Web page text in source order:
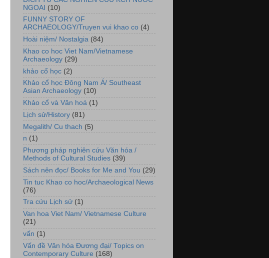
NGOAI (10)
FUNNY STORY OF
ARCHAEOLOGY/Truyen vui khao co (4)
Hoài niệm/ Nostalgia (84)
Khao co hoc Viet Nam/Vietnamese
Archaeology (29)
khảo cổ học (2)
Khảo cổ học Đông Nam Á/ Southeast
Asian Archaeology (10)
Khảo cổ và Văn hoá (1)
Lịch sử/History (81)
Megalith/ Cu thach (5)
n (1)
Phương pháp nghiên cứu Văn hóa /
Methods of Cultural Studies (39)
Sách nên đọc/ Books for Me and You (29)
Tin tuc Khao co hoc/Archaeological News
(76)
Tra cứu Lịch sử (1)
Van hoa Viet Nam/ Vietnamese Culture
(21)
vấn (1)
Vấn đề Văn hóa Đương đại/ Topics on
Contemporary Culture (168)